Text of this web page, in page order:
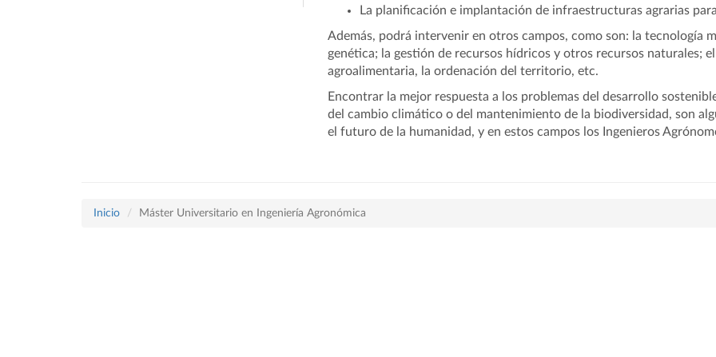
La planificación e implantación de infraestructuras agrarias
Además, podrá intervenir en otros campos, como son: la tecnología
genética; la gestión de recursos hídricos y otros recursos naturales;
agroalimentaria, la ordenación del territorio, etc.
Encontrar la mejor respuesta a los problemas del desarrollo
del cambio climático o del mantenimiento de la biodiversidad, son
el futuro de la humanidad, y en estos campos los Ingenieros
Inicio Máster Universitario en Ingeniería Agronómica